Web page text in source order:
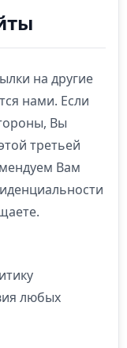
на другие
нами. Если
Вы
третьей
Вам
любых